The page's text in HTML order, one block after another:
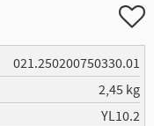
Lägg
021.250200750330.01
2,45 kg
YL10.2